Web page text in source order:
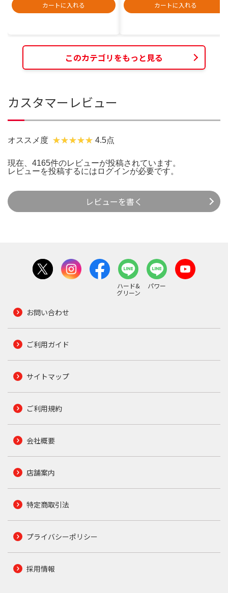
カートに入れる
カートに入れる
このカテゴリをもっと見る
カスタマーレビュー
オススメ度 4.5点
現在、4165件のレビューが投稿されています。
レビューを投稿するには ログインが必要です。
レビューを書く
ハード&
グリーン
パワー
お問い合わせ
ご利用ガイド
サイトマップ
ご利用規約
会社概要
店舗案内
特定商取引法
プライバシーポリシー
採用情報